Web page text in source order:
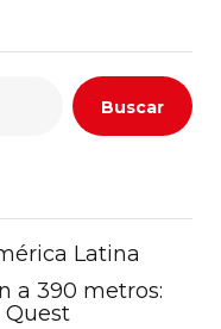
Buscar
Latina
a 390 metros:
Quest